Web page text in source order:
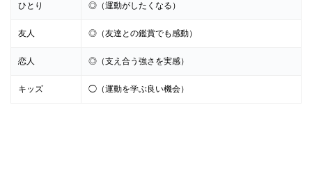
ひとり ◎（運動がしたくなる）
友人 ◎（友達との鑑賞でも感動）
恋人 ◎（支え合う強さを実感）
キッズ ◯（運動を学ぶ良い機会）